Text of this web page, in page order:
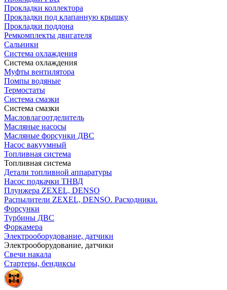
Прокладки коллектора
Прокладки под клапанную крышку
Прокладки поддона
Ремкомплекты двигателя
Сальники
Система охлаждения
Система охлаждения
Муфты вентилятора
Помпы водяные
Термостаты
Система смазки
Система смазки
Масловлагоотделитель
Масляные насосы
Масляные форсунки ДВС
Насос вакуумный
Топливная система
Топливная система
Детали топливной аппаратуры
Насос подкачки ТНВД
Плунжера ZEXEL, DENSO
Распылители ZEXEL, DENSO. Расходники.
Форсунки
Турбины ДВС
Форкамера
Электрооборудование, датчики
Электрооборудование, датчики
Свечи накала
Стартеры, бендиксы